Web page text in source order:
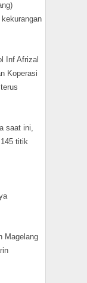
Inf Afrizal
Koperasi
saat ini,
titik
Magelang